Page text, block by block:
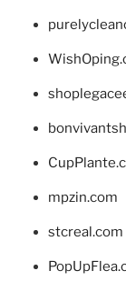
mpzin.com
stcreal.com